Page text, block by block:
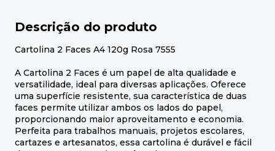
Descrição do produto
Cartolina 2 Faces A4 120g Rosa 7555
A Cartolina 2 Faces é um papel de alta qualidade e
versatilidade, ideal para diversas aplicações. Oferece
uma superfície resistente, sua característica de duas
faces permite utilizar ambos os lados do papel,
proporcionando maior aproveitamento e economia.
Perfeita para trabalhos manuais, projetos escolares,
cartazes e artesanatos, essa cartolina é durável e fácil